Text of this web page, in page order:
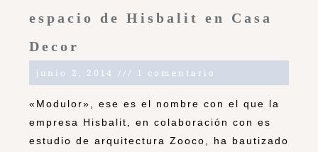
espacio de Hisbalit en Casa
Decor
junio 2, 2014 1 comentario
«Modulor», ese es el nombre con el que la
empresa Hisbalit, en colaboración con es
estudio de arquitectura Zooco, ha bautizado